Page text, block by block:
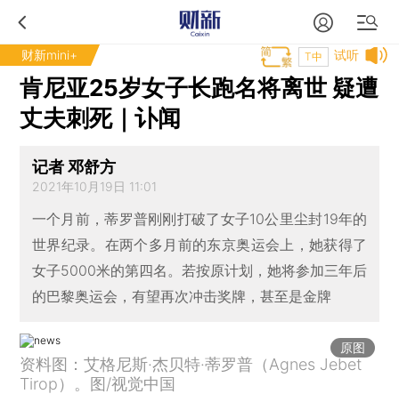
财新mini+ 试听
T中
肯尼亚25岁女子长跑名将离世 疑遭
丈夫刺死｜讣闻
记者 邓舒方
2021年10月19日 11:01
一个月前，蒂罗普刚刚打破了女子10公里尘封19年的
世界纪录。在两个多月前的东京奥运会上，她获得了
女子5000米的第四名。若按原计划，她将参加三年后
的巴黎奥运会，有望再次冲击奖牌，甚至是金牌
原图
资料图：艾格尼斯·杰贝特·蒂罗普（Agnes Jebet
Tirop）。图/视觉中国